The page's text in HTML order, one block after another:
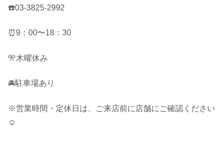
☎️03-3825-2992
⏰9：00〜18：30
🎌木曜休み
🚘駐車場あり
※営業時間・定休日は、ご来店前に店舗にご確認ください
☺︎